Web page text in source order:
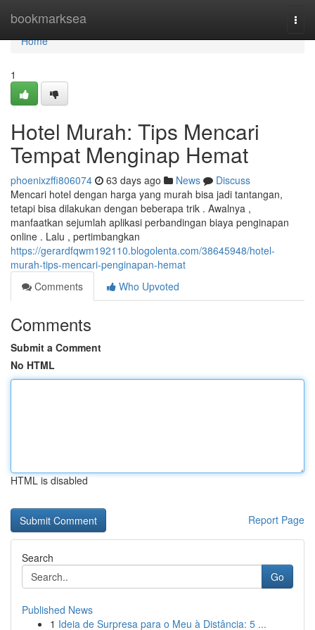
bookmarksea
Home
Home
1
Hotel Murah: Tips Mencari
Tempat Menginap Hemat
phoenixzffi806074 63 days ago News
Discuss
Mencari hotel dengan harga yang murah bisa jadi tantangan,
tetapi bisa dilakukan dengan beberapa trik . Awalnya ,
manfaatkan sejumlah aplikasi perbandingan biaya penginapan
online . Lalu , pertimbangkan
https://gerardfqwm192110.blogolenta.com/38645948/hotel-
murah-tips-mencari-penginapan-hemat
Comments
Who Upvoted
Comments
Submit a Comment
No HTML
HTML is disabled
Report Page
Search
Go
Published News
1 Ideia de Surpresa para o Meu à Distância: 5 ...